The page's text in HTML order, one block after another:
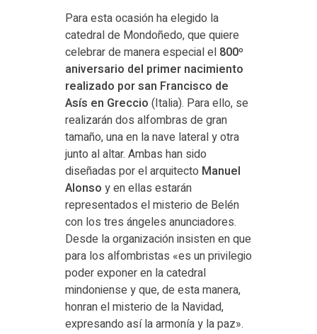
Para esta ocasión ha elegido la
catedral de Mondoñedo, que quiere
celebrar de manera especial el 800º
aniversario del primer nacimiento
realizado por san Francisco de
Asís en Greccio (Italia). Para ello, se
realizarán dos alfombras de gran
tamaño, una en la nave lateral y otra
junto al altar. Ambas han sido
diseñadas por el arquitecto Manuel
Alonso y en ellas estarán
representados el misterio de Belén
con los tres ángeles anunciadores.
Desde la organización insisten en que
para los alfombristas «es un privilegio
poder exponer en la catedral
mindoniense y que, de esta manera,
honran el misterio de la Navidad,
expresando así la armonía y la paz».